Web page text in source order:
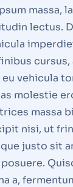
massa,
lectus.
cursus,
vehicula
molestie
massa
nisi, ut
justo sit
a,